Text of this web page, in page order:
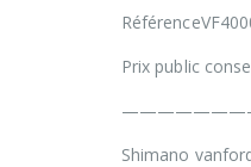
Prix public
Shimano